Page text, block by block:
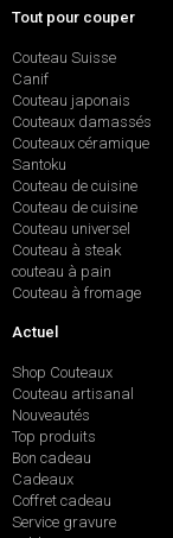
Tout pour couper
Couteau Suisse
Canif
Couteau japonais
Couteaux damassés
Couteaux céramique
Santoku
Couteau de cuisine
Couteau de cuisine
Couteau universel
Couteau à steak
couteau à pain
Couteau à fromage
Actuel
Shop Couteaux
Couteau artisanal
Nouveautés
Top produits
Bon cadeau
Cadeaux
Coffret cadeau
Service gravure